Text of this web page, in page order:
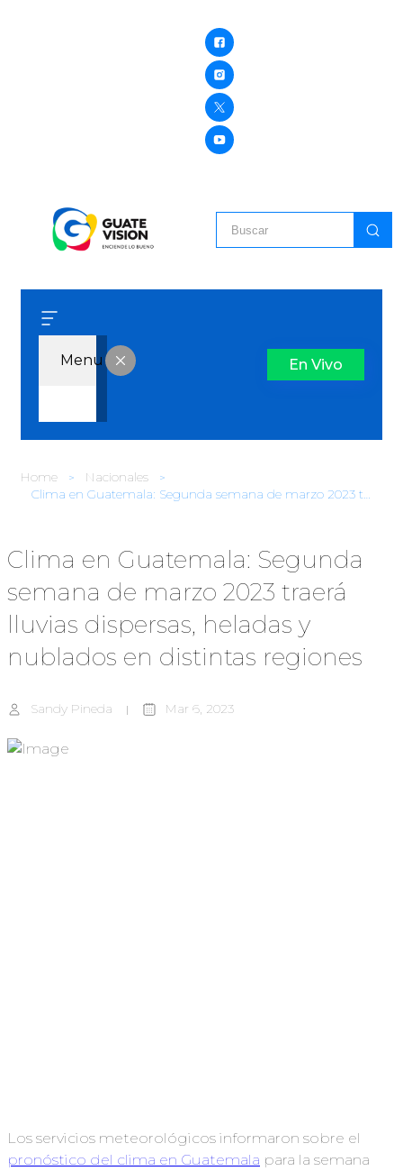
Menu En Vivo
Home
Nacionales
Clima en Guatemala: Segunda semana de marzo 2023 traerá lluvias dispersas, heladas y nublados en distintas regiones
Clima en Guatemala: Segunda
semana de marzo 2023 traerá
lluvias dispersas, heladas y
nublados en distintas regiones
Sandy Pineda Mar 6, 2023
Los servicios meteorológicos informaron sobre el
pronóstico del clima en Guatemala para la semana